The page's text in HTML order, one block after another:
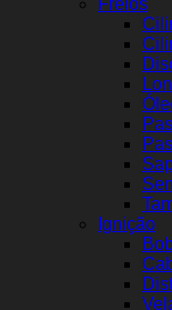
Freios
Ignição